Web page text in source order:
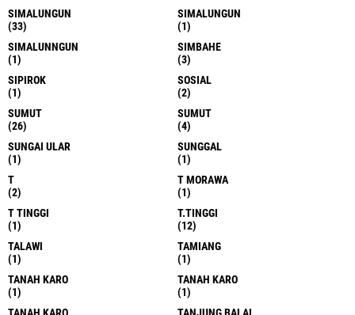
SIMALUNGUN
(33)
SIMALUNGUN
(1)
SIMALUNNGUN
(1)
SIMBAHE
(3)
SIPIROK
(1)
SOSIAL
(2)
SUMUT
(26)
SUMUT
(4)
SUNGAI ULAR
(1)
SUNGGAL
(1)
T
(2)
T MORAWA
(1)
T TINGGI
(1)
T.TINGGI
(12)
TALAWI
(1)
TAMIANG
(1)
TANAH KARO
(1)
TANAH KARO
(1)
TANAH KARO
TANJUNG BALAI